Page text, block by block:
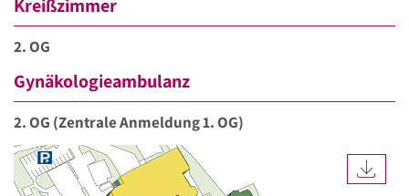
Kreißzimmer
2. OG
Gynäkologieambulanz
2. OG (Zentrale Anmeldung 1. OG)